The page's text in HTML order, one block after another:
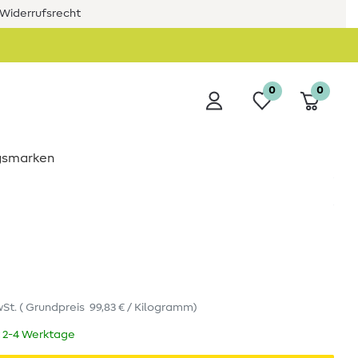
0 0
( Grundpreis 99,83 € / Kilogramm)
4 Werktage